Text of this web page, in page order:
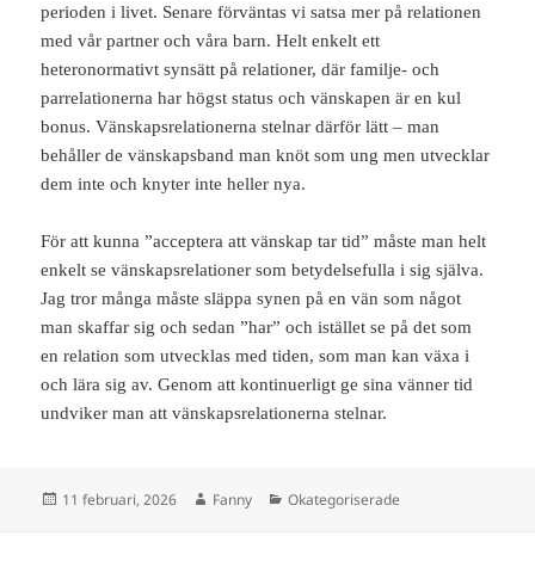
perioden i livet. Senare förväntas vi satsa mer på relationen
med vår partner och våra barn. Helt enkelt ett
heteronormativt synsätt på relationer, där familje- och
parrelationerna har högst status och vänskapen är en kul
bonus. Vänskapsrelationerna stelnar därför lätt – man
behåller de vänskapsband man knöt som ung men utvecklar
dem inte och knyter inte heller nya.
För att kunna ”acceptera att vänskap tar tid” måste man helt
enkelt se vänskapsrelationer som betydelsefulla i sig själva.
Jag tror många måste släppa synen på en vän som något
man skaffar sig och sedan ”har” och istället se på det som
en relation som utvecklas med tiden, som man kan växa i
och lära sig av. Genom att kontinuerligt ge sina vänner tid
undviker man att vänskapsrelationerna stelnar.
Postat
11 februari, 2026 Författare
Fanny Kategorier
Okategoriserade